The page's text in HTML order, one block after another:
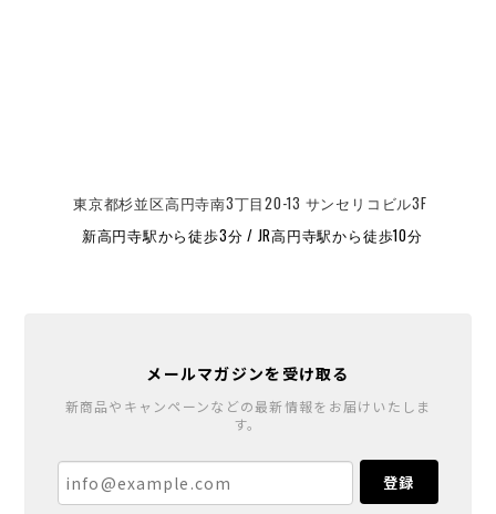
東京都杉並区高円寺南3丁目20-13 サンセリコビル3F
新高円寺駅から徒歩3分 / JR高円寺駅から徒歩10分
メールマガジンを受け取る
新商品やキャンペーンなどの最新情報をお届けいたしま
す。
登録